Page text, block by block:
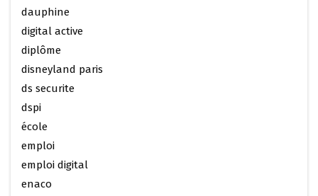
dauphine
digital active
diplôme
disneyland paris
ds securite
dspi
école
emploi
emploi digital
enaco